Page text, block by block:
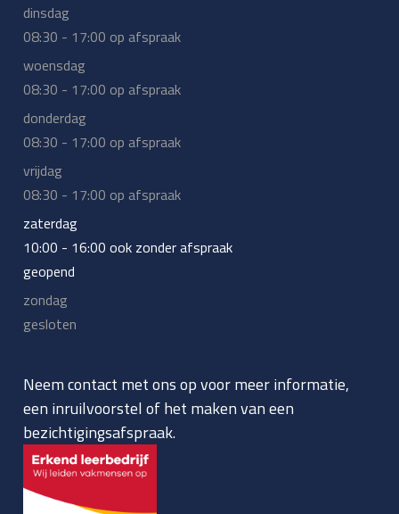
dinsdag
08:30 - 17:00 op afspraak
woensdag
08:30 - 17:00 op afspraak
donderdag
08:30 - 17:00 op afspraak
vrijdag
08:30 - 17:00 op afspraak
zaterdag
10:00 - 16:00 ook zonder afspraak
geopend
zondag
gesloten
Neem contact met ons op voor meer informatie,
een inruilvoorstel of het maken van een
bezichtigingsafspraak.